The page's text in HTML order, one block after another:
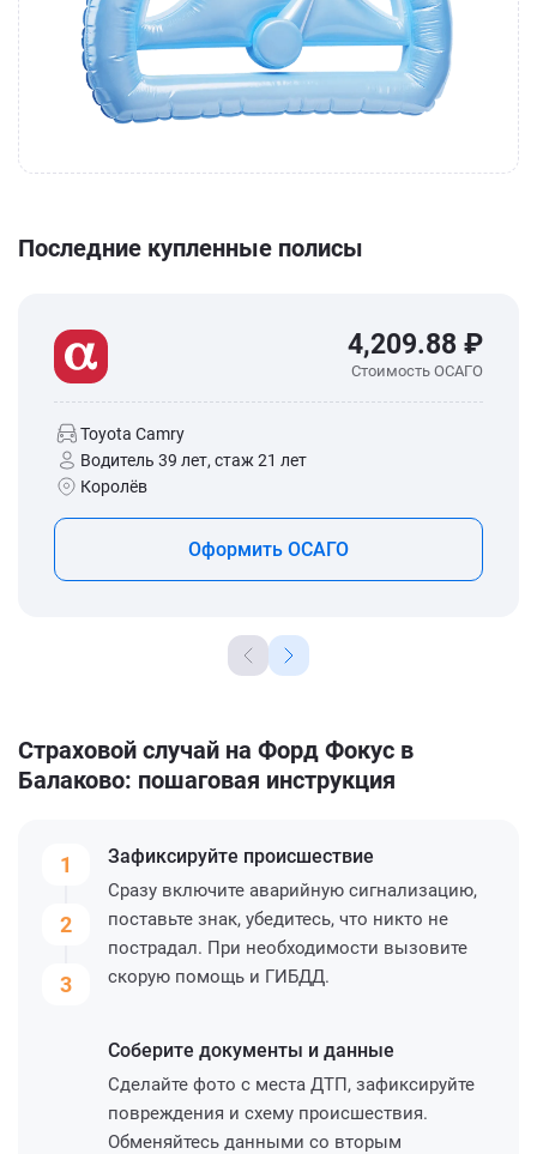
Последние купленные полисы
4,209.88 ₽
Стоимость ОСАГО
Toyota Camry
Водитель 39 лет, стаж 21 лет
Королёв
Оформить ОСАГО
Страховой случай на Форд Фокус в
Балаково: пошаговая инструкция
1
2
3
Зафиксируйте происшествие
Сразу включите аварийную сигнализацию,
поставьте знак, убедитесь, что никто не
пострадал. При необходимости вызовите
скорую помощь и ГИБДД.
Соберите документы и данные
Сделайте фото с места ДТП, зафиксируйте
повреждения и схему происшествия.
Обменяйтесь данными со вторым